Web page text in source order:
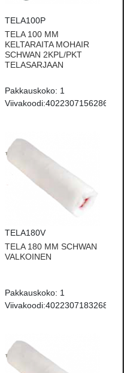
TELA100P
TELA 100 MM
KELTARAITA MOHAIR
SCHWAN 2KPL/PKT
TELASARJAAN
Pakkauskoko: 1
Viivakoodi:4022307156286
TELA180V
TELA 180 MM SCHWAN
VALKOINEN
Pakkauskoko: 1
Viivakoodi:4022307183268